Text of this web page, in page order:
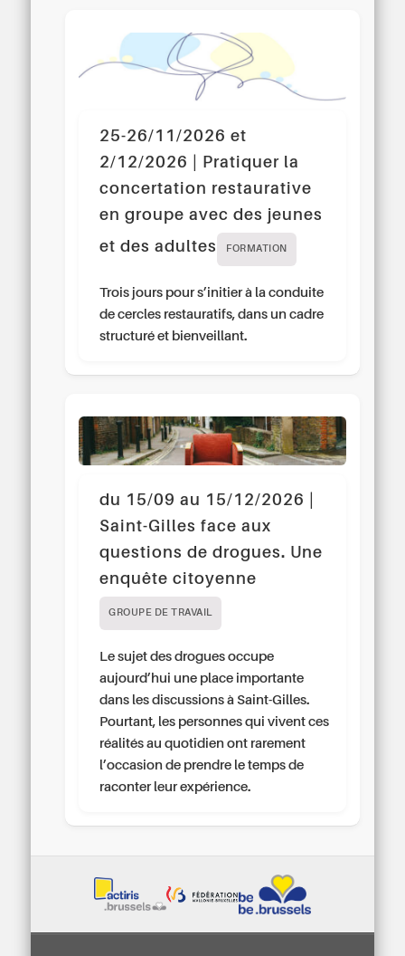
25-26/11/2026 et
2/12/2026 | Pratiquer la
concertation restaurative
en groupe avec des jeunes
et des adultes
FORMATION
Trois jours pour s’initier à la conduite
de cercles restauratifs, dans un cadre
structuré et bienveillant.
du 15/09 au 15/12/2026 |
Saint-Gilles face aux
questions de drogues. Une
enquête citoyenne
GROUPE DE TRAVAIL
Le sujet des drogues occupe
aujourd’hui une place importante
dans les discussions à Saint-Gilles.
Pourtant, les personnes qui vivent ces
réalités au quotidien ont rarement
l’occasion de prendre le temps de
raconter leur expérience.